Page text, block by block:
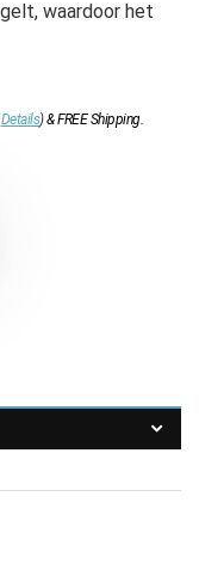
waardoor het
Details)&FREE Shipping.